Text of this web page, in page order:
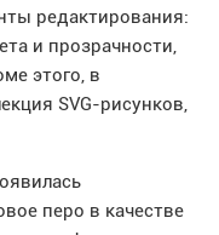
редактирования:
и прозрачности,
этого, в
SVG-рисунков,
перо в качестве